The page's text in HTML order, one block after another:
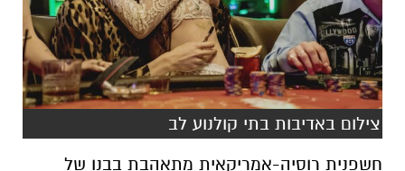
צילום באדיבות בתי קולנוע לב
חשפנית רוסיה-אמריקאית מתאהבת בבנו של